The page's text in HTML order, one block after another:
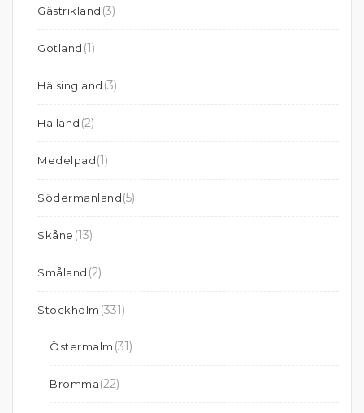
Gästrikland (3)
Gotland (1)
Hälsingland (3)
Halland (2)
Medelpad(1)
Södermanland(5)
Skåne (13)
Småland (2)
Stockholm (331)
Östermalm (31)
Bromma(22)